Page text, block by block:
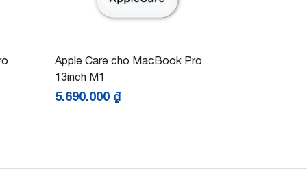
Apple Care cho MacBook Pro
13inch M1
5.690.000 ₫